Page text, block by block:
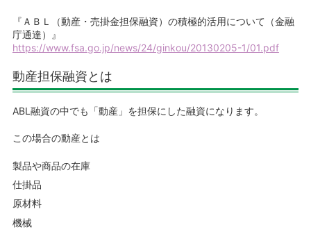
『ＡＢＬ（動産・売掛金担保融資）の積極的活用について（金融
庁通達）』
https://www.fsa.go.jp/news/24/ginkou/20130205-1/01.pdf
動産担保融資とは
ABL融資の中でも「動産」を担保にした融資になります。
この場合の動産とは
製品や商品の在庫
仕掛品
原材料
機械